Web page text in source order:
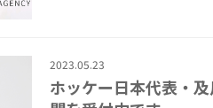
2023.05.23
ホッケー日本代表・